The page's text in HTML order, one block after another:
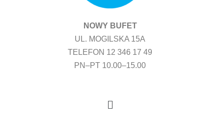
NOWY BUFET
UL. MOGILSKA 15A
TELEFON 12 346 17 49
PN–PT 10.00–15.00
Menu